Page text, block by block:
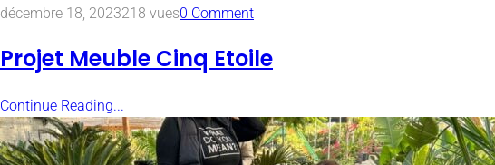
décembre 18, 2023218 vues0 Comment
Projet Meuble Cinq Etoile
Continue Reading...